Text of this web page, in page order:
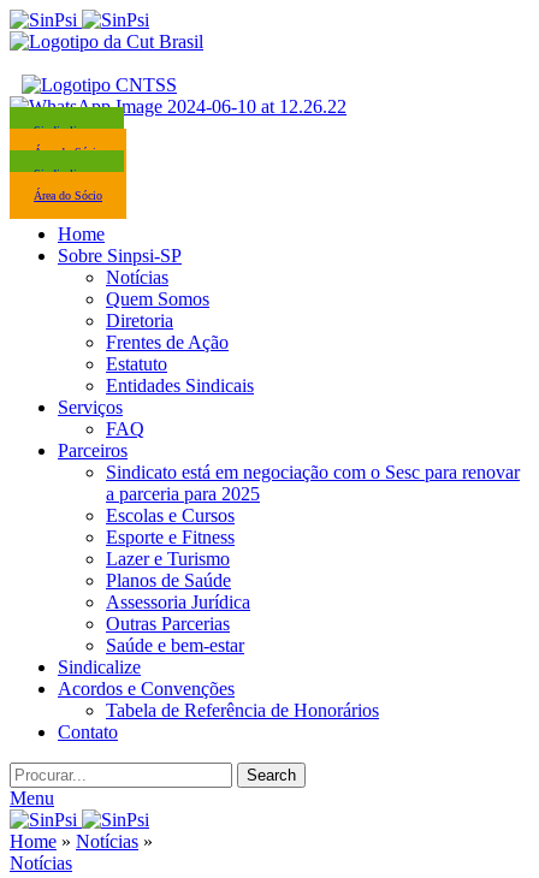
Sindicalize-se
Área do Sócio
Sindicalize-se
Área do Sócio
Home
Sobre Sinpsi-SP
Notícias
Quem Somos
Diretoria
Frentes de Ação
Estatuto
Entidades Sindicais
Serviços
FAQ
Parceiros
Sindicato está em negociação com o Sesc para renovar
a parceria para 2025
Escolas e Cursos
Esporte e Fitness
Lazer e Turismo
Planos de Saúde
Assessoria Jurídica
Outras Parcerias
Saúde e bem-estar
Sindicalize
Acordos e Convenções
Tabela de Referência de Honorários
Contato
Search
Menu
Home » Notícias »
Notícias